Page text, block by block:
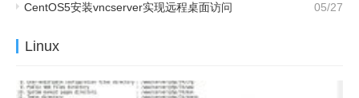
05/27
CentOS5安装vncserver实现远程桌面访问
Linux